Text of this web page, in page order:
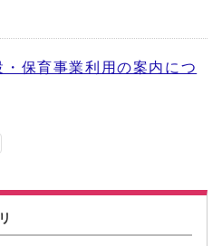
保育事業利用の案内につ